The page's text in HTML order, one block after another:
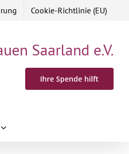
Cookie-Richtlinie (EU)
Saarland e.V.
Ihre Spende hilft